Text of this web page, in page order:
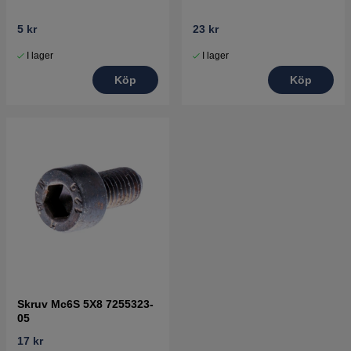
5 kr
I lager
Köp
23 kr
I lager
Köp
Skruv Mc6S 5X8 7255323-
05
17 kr